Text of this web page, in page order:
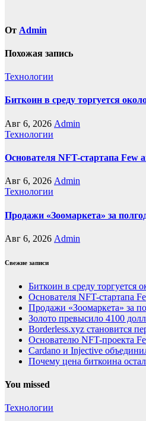
От Admin
Похожая запись
Технологии
Биткоин в среду торгуется
Авг 6, 2026 Admin
Технологии
Основателя NFT-стартапа Few
Авг 6, 2026 Admin
Технологии
Продажи «Зоомаркета» за
Авг 6, 2026 Admin
Свежие записи
Биткоин в среду торгуется
Основателя NFT-стартапа
Продажи «Зоомаркета» за
Золото превысило 4100
Borderless.xyz становится
Основателю NFT-проекта
Cardano и Injective
Почему цена биткоина
You missed
Технологии